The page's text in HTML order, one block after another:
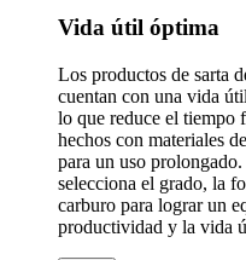
Vida útil óptima
Los productos de sarta
cuentan con una vida
lo que reduce el tiempo
hechos con materiales
para un uso
selecciona el grado, la
carburo para lograr un
productividad y la vida